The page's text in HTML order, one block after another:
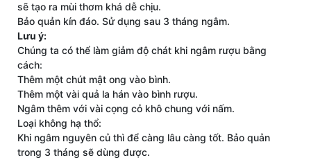
sẽ tạo ra mùi thơm khá dễ chịu.
Bảo quản kín đáo. Sử dụng sau 3 tháng ngâm.
Lưu ý:
Chúng ta có thể làm giảm độ chát khi ngâm rượu bằng
cách:
Thêm một chút mật ong vào bình.
Thêm một vài quả la hán vào bình rượu.
Ngâm thêm với vài cọng cỏ khô chung với nấm.
Loại không hạ thổ:
Khi ngâm nguyên củ thì để càng lâu càng tốt. Bảo quản
trong 3 tháng sẽ dùng được.